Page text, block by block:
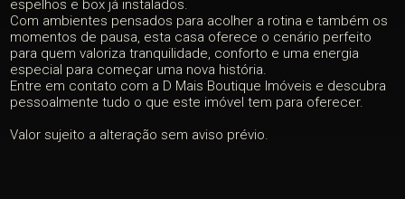
espelhos e box já instalados.
Com ambientes pensados para acolher a rotina e também os
momentos de pausa, esta casa oferece o cenário perfeito
para quem valoriza tranquilidade, conforto e uma energia
especial para começar uma nova história.
Entre em contato com a D Mais Boutique Imóveis e descubra
pessoalmente tudo o que este imóvel tem para oferecer.
Valor sujeito a alteração sem aviso prévio.